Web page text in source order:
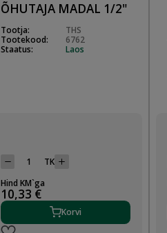
ÕHUTAJA MADAL 1/2"
Tootja:
THS
Tootekood:
6762
Staatus:
Laos
TK
Hind KM`ga
10,33 €
Korvi